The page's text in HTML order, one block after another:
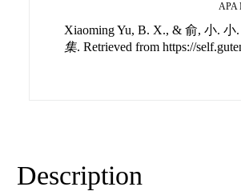
APA
Xiaoming Yu, B. X., & 俞, 小. 小.
集. Retrieved from https://
Description